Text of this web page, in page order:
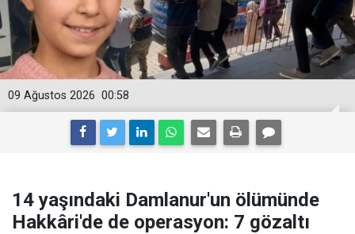
00:58
09 Ağustos 2026
14 yaşındaki Damlanur'un ölümünde
Hakkâri'de de operasyon: 7 gözaltı